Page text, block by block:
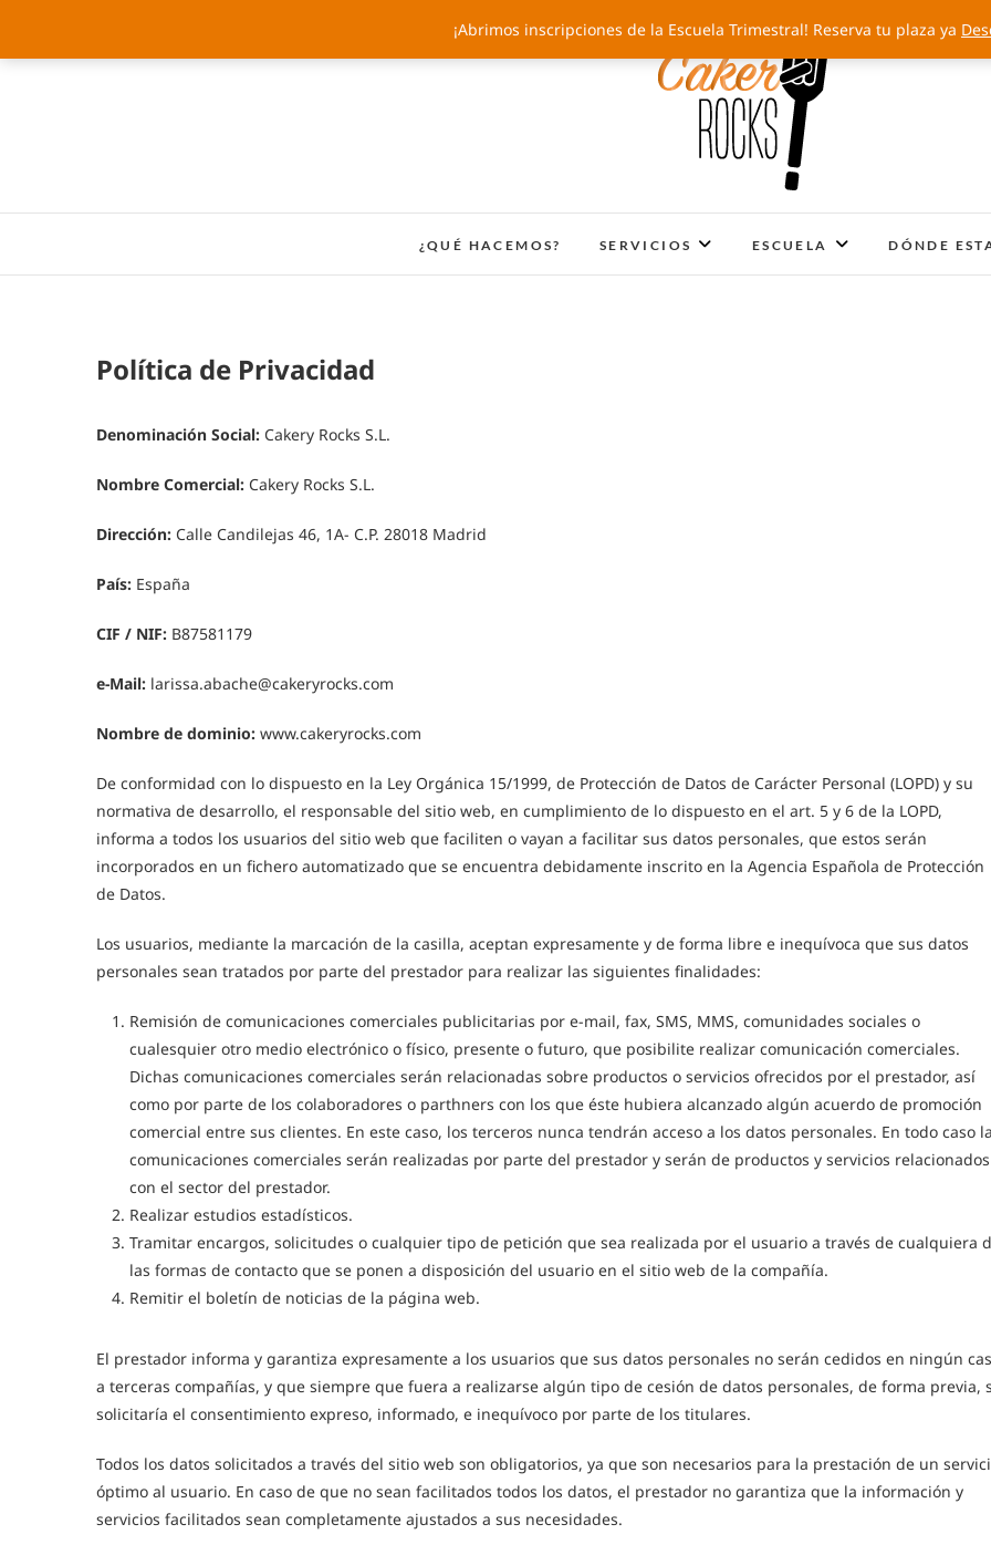
¡Abrimos inscripciones de la Escuela Trimestral! Reserva tu plaza ya
Cakery Rocks
¿QUÉ HACEMOS? SERVICIOS ESCUELA DÓNDE
Política de Privacidad
Denominación Social: Cakery Rocks S.L.
Nombre Comercial: Cakery Rocks S.L.
Dirección: Calle Candilejas 46, 1A- C.P. 28018 Madrid
País: España
CIF / NIF: B87581179
e-Mail: larissa.abache@cakeryrocks.com
Nombre de dominio: www.cakeryrocks.com
De conformidad con lo dispuesto en la Ley Orgánica 15/1999, de Protección de Datos de Carácter Personal (LOPD) y su
normativa de desarrollo, el responsable del sitio web, en cumplimiento de lo dispuesto en el art. 5 y 6 de la LOPD,
informa a todos los usuarios del sitio web que faciliten o vayan a facilitar sus datos personales, que estos serán
incorporados en un fichero automatizado que se encuentra debidamente inscrito en la Agencia Española de Protección
de Datos.
Los usuarios, mediante la marcación de la casilla, aceptan expresamente y de forma libre e inequívoca que sus datos
personales sean tratados por parte del prestador para realizar las siguientes finalidades:
Remisión de comunicaciones comerciales publicitarias por e-mail, fax, SMS, MMS, comunidades sociales o
cualesquier otro medio electrónico o físico, presente o futuro, que posibilite realizar comunicación comerciales.
Dichas comunicaciones comerciales serán relacionadas sobre productos o servicios ofrecidos por el prestador, así
como por parte de los colaboradores o parthners con los que éste hubiera alcanzado algún acuerdo de promoción
comercial entre sus clientes. En este caso, los terceros nunca tendrán acceso a los datos personales. En todo caso
comunicaciones comerciales serán realizadas por parte del prestador y serán de productos y servicios relacionados
con el sector del prestador.
Realizar estudios estadísticos.
Tramitar encargos, solicitudes o cualquier tipo de petición que sea realizada por el usuario a través de cualquiera
las formas de contacto que se ponen a disposición del usuario en el sitio web de la compañía.
Remitir el boletín de noticias de la página web.
El prestador informa y garantiza expresamente a los usuarios que sus datos personales no serán cedidos en ningún
a terceras compañías, y que siempre que fuera a realizarse algún tipo de cesión de datos personales, de forma previa,
solicitaría el consentimiento expreso, informado, e inequívoco por parte de los titulares.
Todos los datos solicitados a través del sitio web son obligatorios, ya que son necesarios para la prestación de un
óptimo al usuario. En caso de que no sean facilitados todos los datos, el prestador no garantiza que la información y
servicios facilitados sean completamente ajustados a sus necesidades.